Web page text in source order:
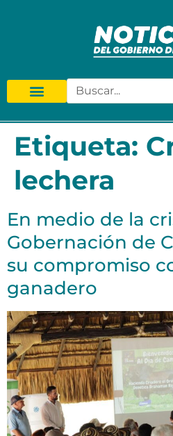
Etiqueta:
lechera
En medio de la
Gobernación de
su compromiso
ganadero